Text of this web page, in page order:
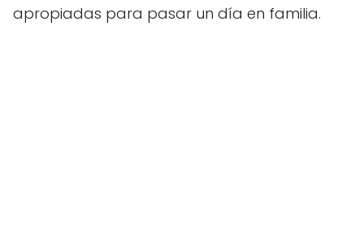
apropiadas para pasar un día en familia.